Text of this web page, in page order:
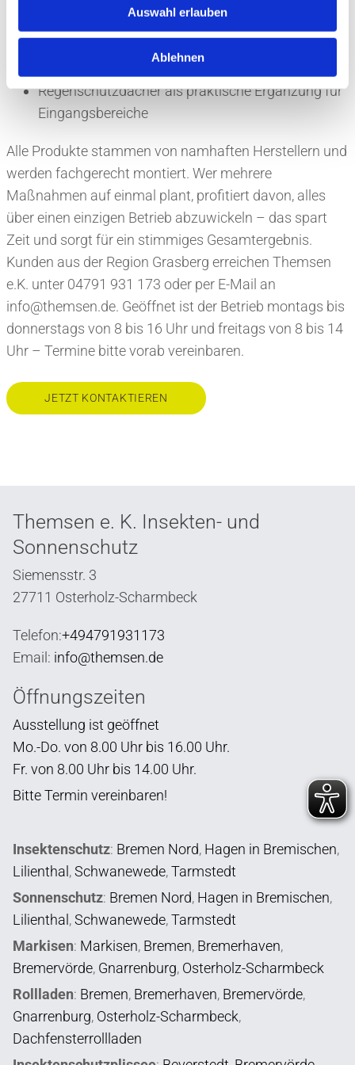
Auswahl erlauben
Ablehnen
Markisen für sonnige Terrassen und Balkone
Rollos zur gezielten Lichtsteuerung im Raum
Garagenrolltore und Kellerschachtabdeckungen
Regenschutzdächer als praktische Ergänzung für
Eingangsbereiche
Alle Produkte stammen von namhaften Herstellern und
werden fachgerecht montiert. Wer mehrere
Maßnahmen auf einmal plant, profitiert davon, alles
über einen einzigen Betrieb abzuwickeln – das spart
Zeit und sorgt für ein stimmiges Gesamtergebnis.
Kunden aus der Region Grasberg erreichen Themsen
e.K. unter 04791 931 173 oder per E-Mail an
info@themsen.de. Geöffnet ist der Betrieb montags bis
donnerstags von 8 bis 16 Uhr und freitags von 8 bis 14
Uhr – Termine bitte vorab vereinbaren.
JETZT KONTAKTIEREN
Themsen e. K. Insekten- und
Sonnenschutz
Siemensstr. 3
27711 Osterholz-Scharmbeck
Telefon:+494791931173
Email: info@themsen.de
Öffnungszeiten
Ausstellung ist geöffnet
Mo.-Do. von 8.00 Uhr bis 16.00 Uhr.
Fr. von 8.00 Uhr bis 14.00 Uhr.
Bitte Termin vereinbaren!
Insektenschutz: Bremen Nord, Hagen in Bremischen,
Lilienthal ,Schwanewede,Tarmstedt
Sonnenschutz: Bremen Nord, Hagen in Bremischen,
Lilienthal ,Schwanewede,Tarmstedt
Markisen: Markisen, Bremen, Bremerhaven,
Bremervörde, Gnarrenburg, Osterholz-Scharmbeck
Rollladen: Bremen, Bremerhaven, Bremervörde,
Gnarrenburg, Osterholz-Scharmbeck,
Dachfensterrollladen